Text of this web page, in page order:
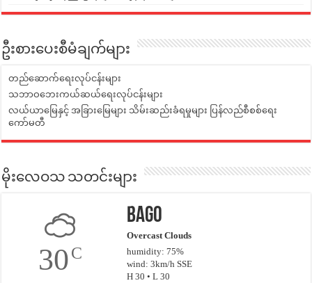
ဦးစားပေးစီမံချက်များ
တည်ဆောက်ရေးလုပ်ငန်းများ
သဘာဝဘေးကယ်ဆယ်ရေးလုပ်ငန်းများ
လယ်ယာမြေနှင့် အခြားမြေများ သိမ်းဆည်းခံရမှုများ ပြန်လည်စီစစ်ရေး
ကော်မတီ
မိုးလေဝသ သတင်းများ
30C
Bago
Overcast Clouds
humidity: 75%
wind: 3km/h SSE
H 30 • L 30